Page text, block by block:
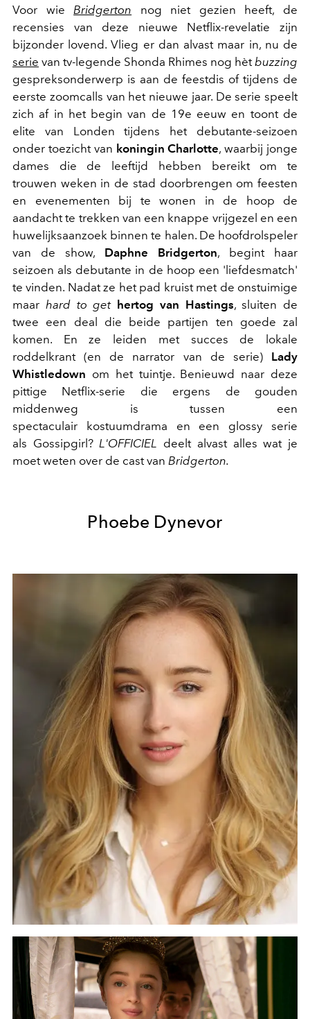
Voor wieBridgerton nog niet gezien heeft, de
recensies van deze nieuwe Netflix-revelatie zijn
bijzonder lovend. Vlieg er dan alvast maar in, nu de
serie van tv-legende Shonda Rhimes nog hètbuzzing
gespreksonderwerp is aan de feestdis of tijdens de
eerste zoomcalls van het nieuwe jaar. De serie speelt
zich af in het begin van de 19e eeuw en toont de
elite van Londen tijdens het debutante-seizoen
onder toezicht van koningin Charlotte, waarbij jonge
dames die de leeftijd hebben bereikt om te
trouwen weken in de stad doorbrengen om feesten
en evenementen bij te wonen in de hoop de
aandacht te trekken van een knappe vrijgezel en een
huwelijksaanzoek binnen te halen. De hoofdrolspeler
van de show, Daphne Bridgerton, begint haar
seizoen als debutante in de hoop een 'liefdesmatch'
te vinden. Nadat ze het pad kruist met de onstuimige
maar hard to get hertog van Hastings, sluiten de
twee een deal die beide partijen ten goede zal
komen. En ze leiden met succes de lokale
roddelkrant (en de narrator van de serie) Lady
Whistledown om het tuintje. Benieuwd naar deze
pittige Netflix-serie die ergens de gouden
middenweg is tussen een
spectaculair kostuumdrama en een glossy serie
als Gossipgirl?L'OFFICIEL deelt alvast alles wat je
moet weten over de cast van Bridgerton.
Phoebe Dynevor